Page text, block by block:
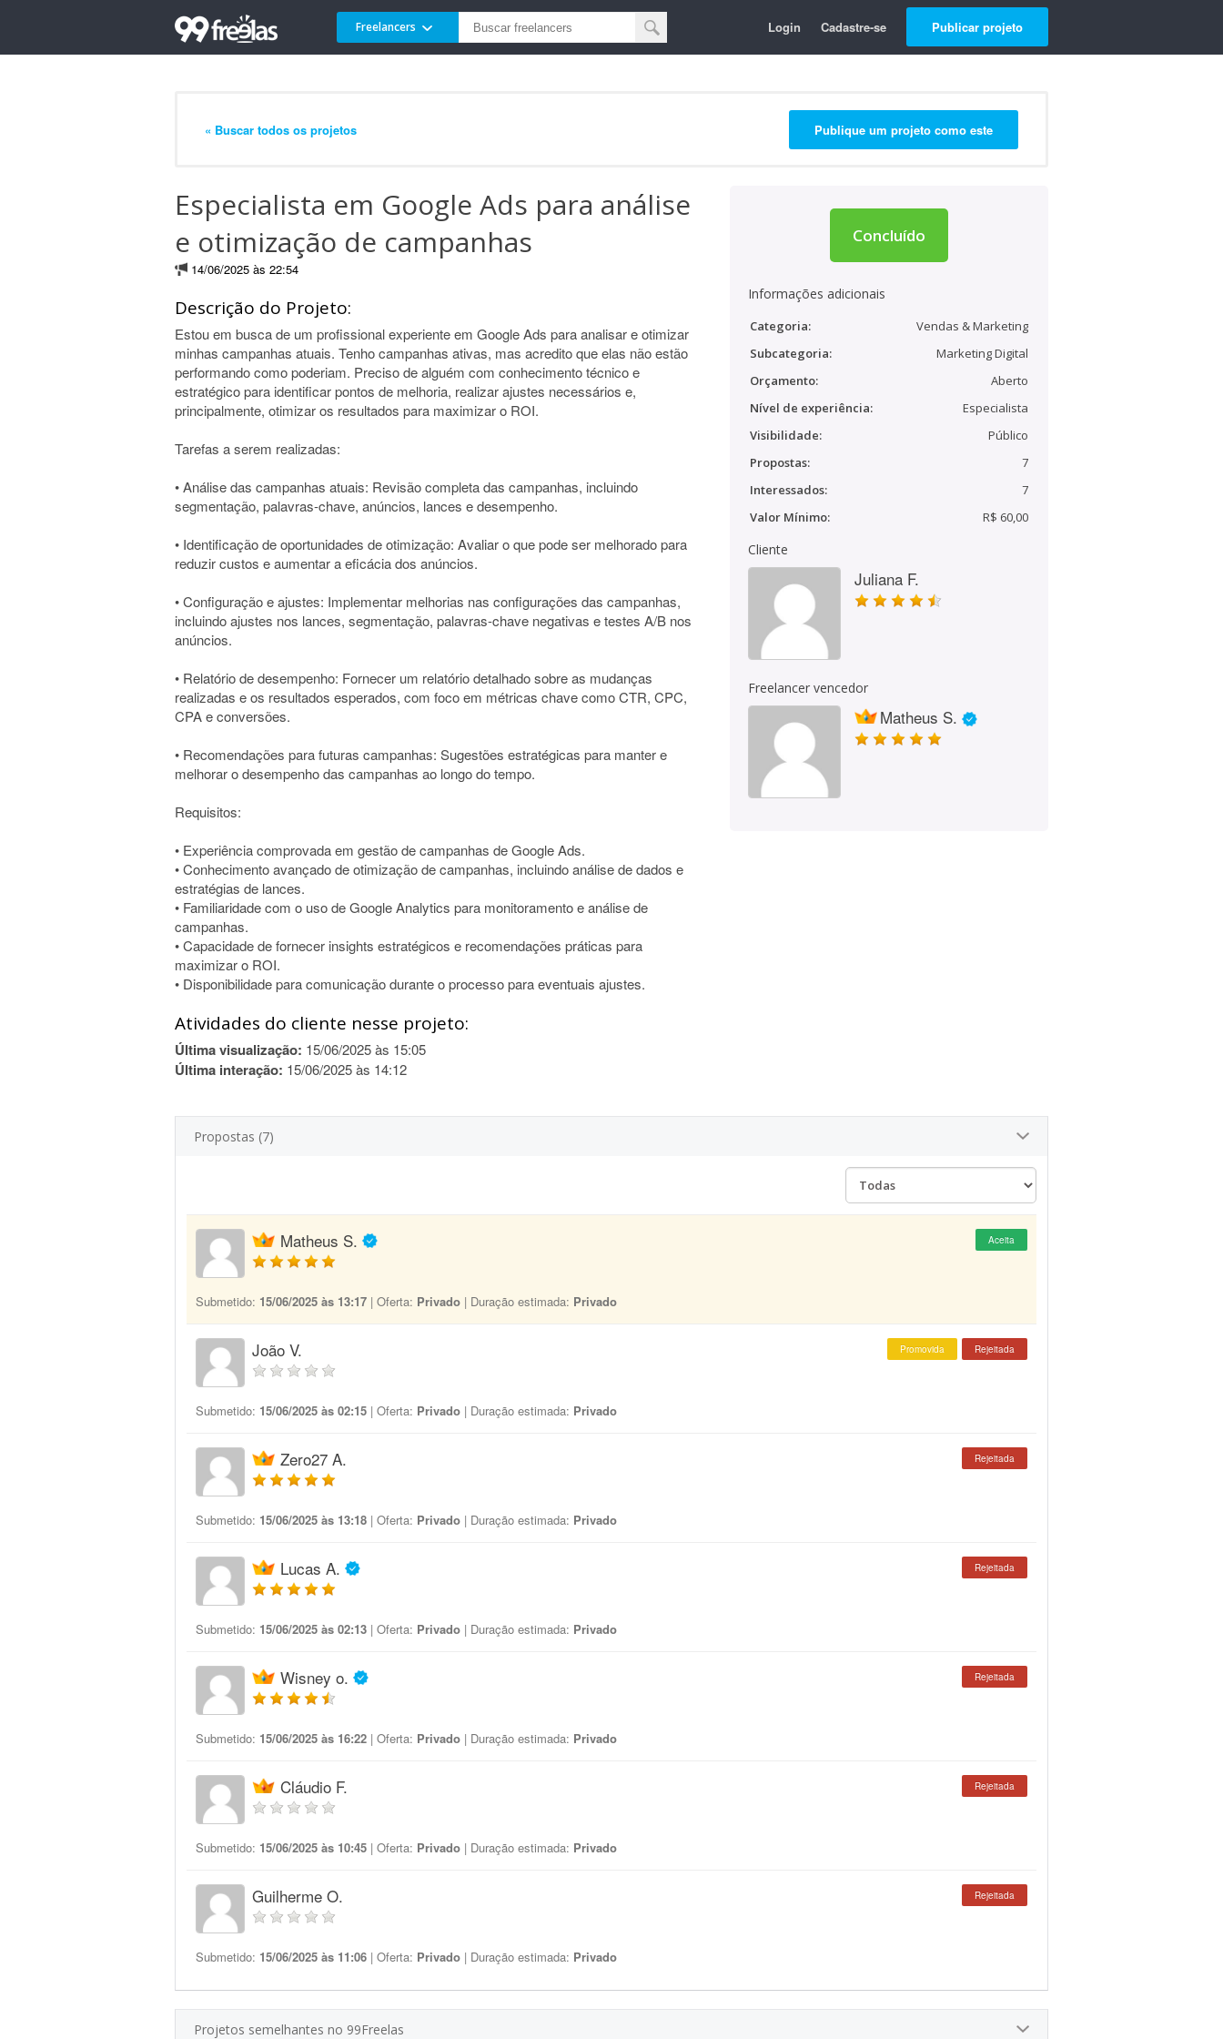
Freelancers Login Cadastre-se Publicar projeto
« Buscar todos os projetos Publique um projeto como este
Especialista em Google Ads para análise
e otimização de campanhas
14/06/2025 às 22:54
Descrição do Projeto:
Estou em busca de um profissional experiente em Google Ads para analisar e otimizar
minhas campanhas atuais. Tenho campanhas ativas, mas acredito que elas não estão
performando como poderiam. Preciso de alguém com conhecimento técnico e
estratégico para identificar pontos de melhoria, realizar ajustes necessários e,
principalmente, otimizar os resultados para maximizar o ROI.
Tarefas a serem realizadas:
• Análise das campanhas atuais: Revisão completa das campanhas, incluindo
segmentação, palavras-chave, anúncios, lances e desempenho.
• Identificação de oportunidades de otimização: Avaliar o que pode ser melhorado para
reduzir custos e aumentar a eficácia dos anúncios.
• Configuração e ajustes: Implementar melhorias nas configurações das campanhas,
incluindo ajustes nos lances, segmentação, palavras-chave negativas e testes A/B nos
anúncios.
• Relatório de desempenho: Fornecer um relatório detalhado sobre as mudanças
realizadas e os resultados esperados, com foco em métricas chave como CTR, CPC,
CPA e conversões.
• Recomendações para futuras campanhas: Sugestões estratégicas para manter e
melhorar o desempenho das campanhas ao longo do tempo.
Requisitos:
• Experiência comprovada em gestão de campanhas de Google Ads.
• Conhecimento avançado de otimização de campanhas, incluindo análise de dados e
estratégias de lances.
• Familiaridade com o uso de Google Analytics para monitoramento e análise de
campanhas.
• Capacidade de fornecer insights estratégicos e recomendações práticas para
maximizar o ROI.
• Disponibilidade para comunicação durante o processo para eventuais ajustes.
Atividades do cliente nesse projeto:
Última visualização: 15/06/2025 às 15:05
Última interação: 15/06/2025 às 14:12
Concluído
Informações adicionais
Categoria:
Vendas & Marketing
Subcategoria:
Marketing Digital
Orçamento:
Aberto
Nível de experiência:
Especialista
Visibilidade:
Público
Propostas:
7
Interessados:
7
Valor Mínimo:
R$ 60,00
Cliente
Juliana F.
Freelancer vencedor
Matheus S.
Propostas (7)
Matheus S. Aceita
Submetido: 15/06/2025 às 13:17 | Oferta: Privado | Duração estimada: Privado
João V. Promovida Rejeitada
Submetido: 15/06/2025 às 02:15 | Oferta: Privado | Duração estimada: Privado
Zero27 A. Rejeitada
Submetido: 15/06/2025 às 13:18 | Oferta: Privado | Duração estimada: Privado
Lucas A. Rejeitada
Submetido: 15/06/2025 às 02:13 | Oferta: Privado | Duração estimada: Privado
Wisney o. Rejeitada
Submetido: 15/06/2025 às 16:22 | Oferta: Privado | Duração estimada: Privado
Cláudio F. Rejeitada
Submetido: 15/06/2025 às 10:45 | Oferta: Privado | Duração estimada: Privado
Guilherme O. Rejeitada
Submetido: 15/06/2025 às 11:06 | Oferta: Privado | Duração estimada: Privado
Projetos semelhantes no 99Freelas